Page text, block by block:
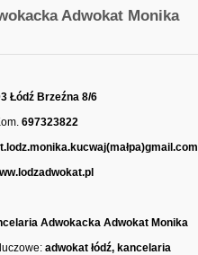
Adwokat Monika
Łódź Brzeźna 8/6
697323822
Adwokacka Adwokat Monika
adwokat łódź, kancelaria